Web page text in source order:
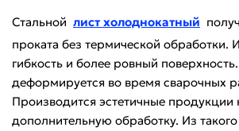
Стальной лист холоднокатный
проката без термической обработки.
гибкость и более ровный
деформируется во время сварочных
Производится эстетичные
дополнительную обработку. Из